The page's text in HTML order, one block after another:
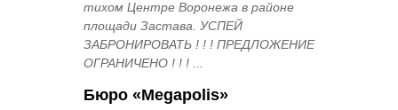
тихом Центре Воронежа в районе
площади Застава. УСПЕЙ
ЗАБРОНИРОВАТЬ ! ! ! ПРЕДЛОЖЕНИЕ
ОГРАНИЧЕНО ! ! ! ...
Бюро «Megapolis»